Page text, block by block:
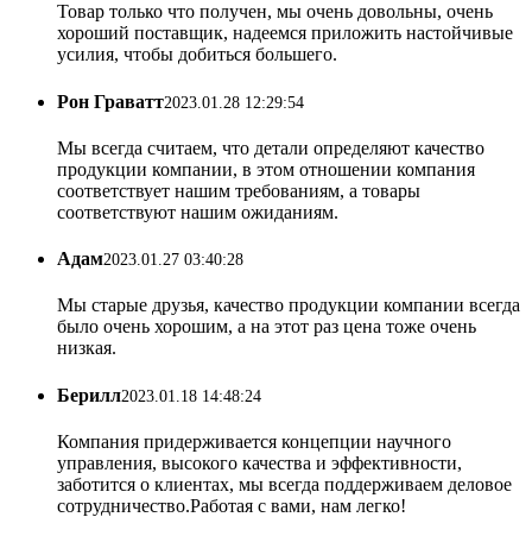
Товар только что получен, мы очень довольны, очень
хороший поставщик, надеемся приложить настойчивые
усилия, чтобы добиться большего.
Рон Граватт2023.01.28 12:29:54
Мы всегда считаем, что детали определяют качество
продукции компании, в этом отношении компания
соответствует нашим требованиям, а товары
соответствуют нашим ожиданиям.
Адам2023.01.27 03:40:28
Мы старые друзья, качество продукции компании всегда
было очень хорошим, а на этот раз цена тоже очень
низкая.
Берилл2023.01.18 14:48:24
Компания придерживается концепции научного
управления, высокого качества и эффективности,
заботится о клиентах, мы всегда поддерживаем деловое
сотрудничество.Работая с вами, нам легко!